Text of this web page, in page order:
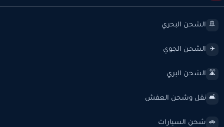
🚢 الشحن البحري
✈️ الشحن الجوي
🛣️ الشحن البري
🛋️ نقل وشحن العفش
🚗 شحن السيارات